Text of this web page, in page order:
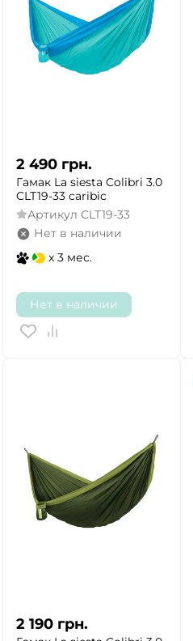
2 490 грн.
Гамак La siesta Colibri 3.0
CLT19-33 caribic
Артикул CLT19-33
Нет в наличии
x 3 мес.
Нет в наличии
2 190 грн.